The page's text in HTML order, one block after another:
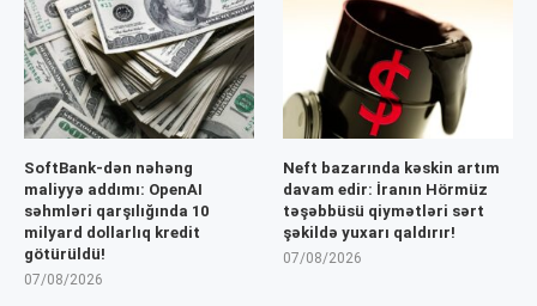
SoftBank-dən nəhəng
maliyyə addımı: OpenAI
səhmləri qarşılığında 10
milyard dollarlıq kredit
götürüldü!
07/08/2026
Neft bazarında kəskin artım
davam edir: İranın Hörmüz
təşəbbüsü qiymətləri sərt
şəkildə yuxarı qaldırır!
07/08/2026